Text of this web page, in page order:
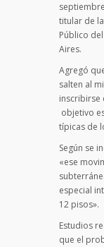
titular de
Público
Aires.
Agregó
salten al
inscribirse
objetivo
típicas de
Según se
«ese
especial
12 pisos».
Estudios
que el